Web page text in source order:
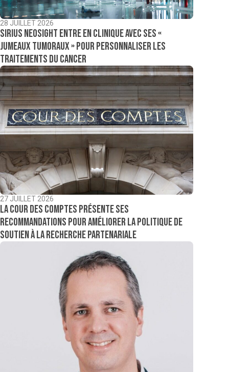
28 JUILLET 2026
Sirius NeoSight entre en clinique avec ses «
jumeaux tumoraux » pour personnaliser les
traitements du cancer
27 JUILLET 2026
La Cour des comptes présente ses
recommandations pour améliorer la politique de
soutien à la recherche partenariale